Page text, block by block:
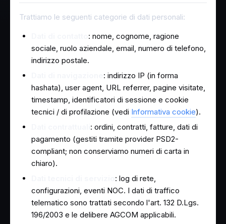
Trattiamo le seguenti categorie di dati personali:
: nome, cognome, ragione
sociale, ruolo aziendale, email, numero di telefono,
indirizzo postale.
: indirizzo IP (in forma
hashata), user agent, URL referrer, pagine visitate,
timestamp, identificatori di sessione e cookie
tecnici / di profilazione (vedi Informativa cookie).
: ordini, contratti, fatture, dati di
pagamento (gestiti tramite provider PSD2-
compliant; non conserviamo numeri di carta in
chiaro).
: log di rete,
configurazioni, eventi NOC. I dati di traffico
telematico sono trattati secondo l'art. 132 D.Lgs.
196/2003 e le delibere AGCOM applicabili.